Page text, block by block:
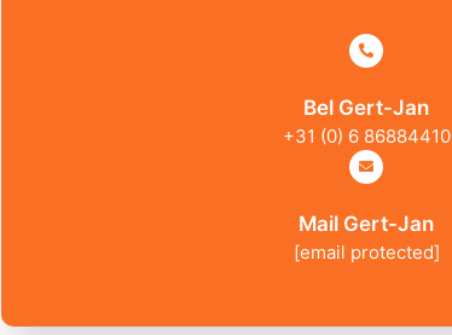
Bel Gert-Jan
+31 (0) 6 86884410
Mail Gert-Jan
[email protected]